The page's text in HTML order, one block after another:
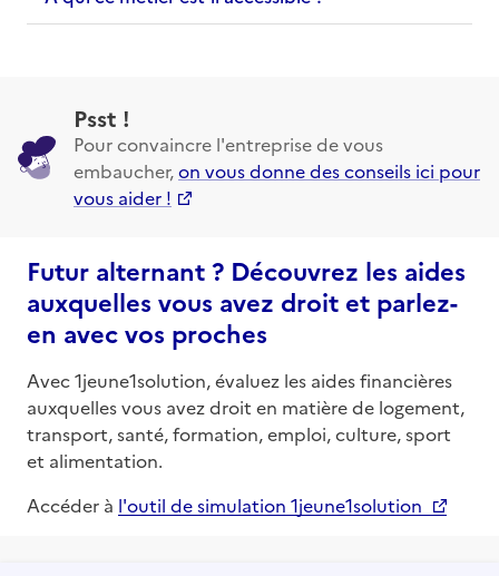
Psst !
Pour convaincre l'entreprise de vous
embaucher,on vous donne des conseils ici pour
vous aider !
Futur alternant ? Découvrez les aides
auxquelles vous avez droit et parlez-
en avec vos proches
Avec 1jeune1solution, évaluez les aides financières
auxquelles vous avez droit en matière de logement,
transport, santé, formation, emploi, culture, sport
et alimentation.
Accéder à l'outil de simulation 1jeune1solution